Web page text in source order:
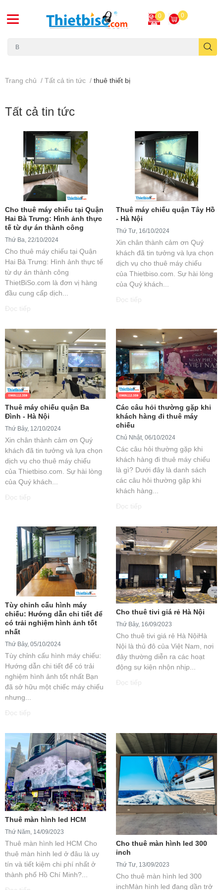
0 0
Trang chủ / Tất cả tin tức / thuê thiết bị
Tất cả tin tức
Cho thuê máy chiếu tại Quận
Hai Bà Trưng: Hình ảnh thực
tế từ dự án thành công
Thứ Ba, 22/10/2024
Cho thuê máy chiếu tại Quận
Hai Bà Trưng: Hình ảnh thực tế
từ dự án thành công
ThietBiSo.com là đơn vị hàng
đầu cung cấp dịch...
Đọc tiếp
Thuê máy chiếu quận Tây Hồ
- Hà Nội
Thứ Tư, 16/10/2024
Xin chân thành cảm ơn Quý
khách đã tin tưởng và lựa chọn
dịch vụ cho thuê máy chiếu
của Thietbiso.com. Sự hài lòng
của Quý khách...
Đọc tiếp
Thuê máy chiếu quận Ba
Đình - Hà Nội
Thứ Bảy, 12/10/2024
Xin chân thành cảm ơn Quý
khách đã tin tưởng và lựa chọn
dịch vụ cho thuê máy chiếu
của Thietbiso.com. Sự hài lòng
của Quý khách...
Đọc tiếp
Các câu hỏi thường gặp khi
khách hàng đi thuê máy
chiếu
Chủ Nhật, 06/10/2024
Các câu hỏi thường gặp khi
khách hàng đi thuê máy chiếu
là gì? Dưới đây là danh sách
các câu hỏi thường gặp khi
khách hàng...
Đọc tiếp
​​​​​​​Tùy chỉnh cấu hình máy
chiếu: Hướng dẫn chi tiết để
có trải nghiệm hình ảnh tốt
nhất
Thứ Bảy, 05/10/2024
Tùy chỉnh cấu hình máy chiếu:
Hướng dẫn chi tiết để có trải
nghiệm hình ảnh tốt nhất Bạn
đã sở hữu một chiếc máy chiếu
nhưng...
Đọc tiếp
Cho thuê tivi giá rẻ Hà Nội
Thứ Bảy, 16/09/2023
Cho thuê tivi giá rẻ Hà NộiHà
Nội là thủ đô của Việt Nam, nơi
đây thường diễn ra các hoạt
động sự kiện nhộn nhịp...
Đọc tiếp
Thuê màn hình led HCM
Thứ Năm, 14/09/2023
Thuê màn hình led HCM Cho
thuê màn hình led ở đâu là uy
tín và tiết kiệm chi phí nhất ở
thành phố Hồ Chí Minh?...
Cho thuê màn hình led 300
inch
Thứ Tư, 13/09/2023
Cho thuê màn hình led 300
inchMàn hình led đang dần trở